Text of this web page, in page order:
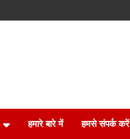
हमारे बारे में हमसे संपर्क करें